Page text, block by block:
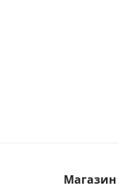
Магазин